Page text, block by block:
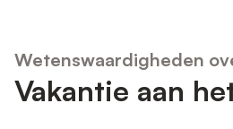
Wetenswaardigheden
Vakantie aan